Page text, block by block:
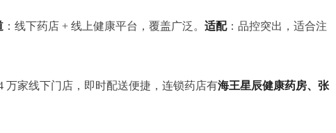
：线下药店 + 线上健康平台，覆盖广泛。 适配：品控突出，适合注
万家线下门店，即时配送便捷，连锁药店有海王星辰健康药房、张